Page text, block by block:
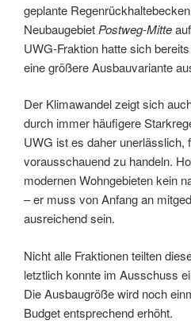
geplante
Neubaugebiet Postweg-Mitte
UWG-Fraktion hatte sich
eine größere Ausbauvariante
Der Klimawandel zeigt sich
durch immer häufigere
UWG ist es daher unerlässlich,
vorausschauend zu handeln.
modernen Wohngebieten kein
– er muss von Anfang an
ausreichend sein.
Nicht alle Fraktionen teilten
letztlich konnte im Ausschuss
Die Ausbaugröße wird noch
Budget entsprechend erhöht.